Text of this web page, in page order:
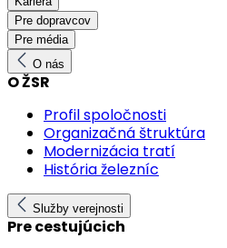
Pre dopravcov
Pre média
O nás
O ŽSR
Profil spoločnosti
Organizačná štruktúra
Modernizácia tratí
História železníc
Služby verejnosti
Pre cestujúcich